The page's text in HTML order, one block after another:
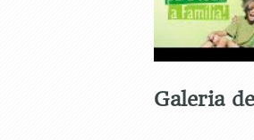
Galeria